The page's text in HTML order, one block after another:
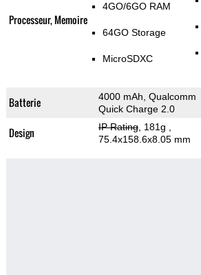
Processeur, Memoire
4GO/6GO RAM
64GO Storage
MicroSDXC
Batterie
4000 mAh, Qualcomm
Quick Charge 2.0
Design IP Rating, 181g
75.4x158.6x8.05 mm